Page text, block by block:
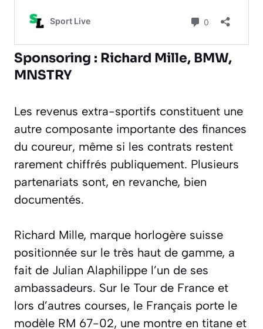
Sponsoring : Richard Mille, BMW,
MNSTRY
Les revenus extra-sportifs constituent une
autre composante importante des finances
du coureur, même si les contrats restent
rarement chiffrés publiquement. Plusieurs
partenariats sont, en revanche, bien
documentés.
Richard Mille, marque horlogère suisse
positionnée sur le très haut de gamme, a
fait de Julian Alaphilippe l’un de ses
ambassadeurs. Sur le Tour de France et
lors d’autres courses, le Français porte le
modèle RM 67-02, une montre en titane et